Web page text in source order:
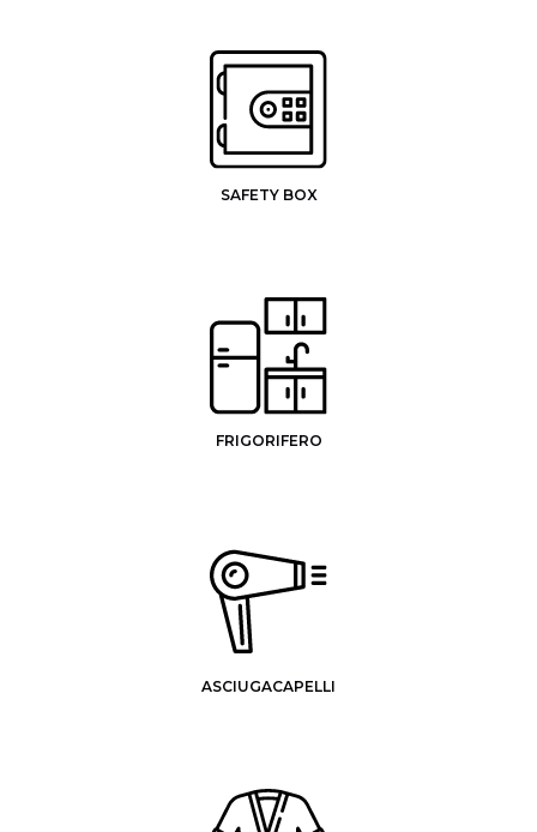
SAFETY BOX
FRIGORIFERO
ASCIUGACAPELLI